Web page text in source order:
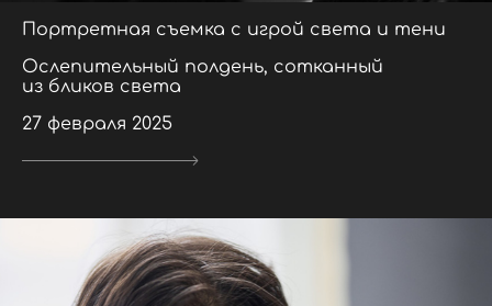
Портретная съемка с игрой света и тени
Ослепительный полдень, сотканный
из бликов света
27 февраля 2025